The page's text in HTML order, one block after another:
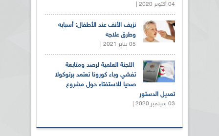
04 أكتوبر 2020 |
نزيف الأنف عند الأطفال: أسبابه
وطرق علاجه
05 يناير 2021 |
اللجنة العلمية لرصد ومتابعة
تفشي وباء كورونا تعتمد برتوكولا
صحيا للاستفتاء حول مشروع
تعديل الدستور
03 سبتمبر 2020 |